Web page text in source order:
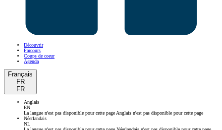
Découvrir
Parcours
Coups de coeur
Agenda
Français
FR
FR
Anglais
EN
La langue n'est pas disponible pour cette page Anglais n'est pas disponible pour cette page
Néerlandais
NL